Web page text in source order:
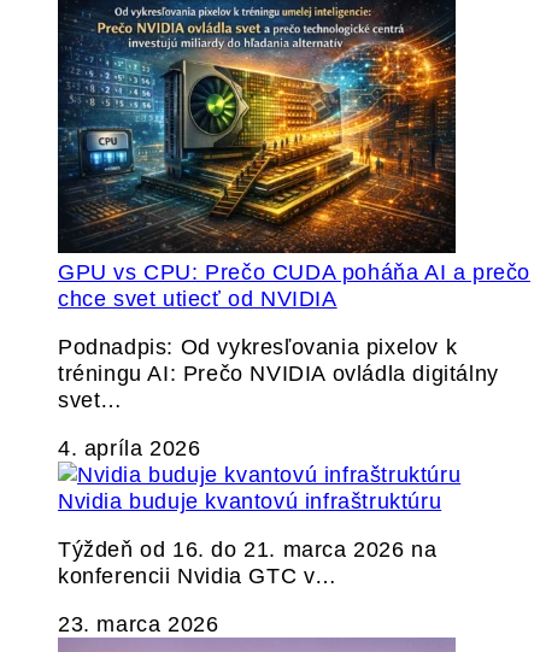
GPU vs CPU: Prečo CUDA poháňa AI a prečo
chce svet utiecť od NVIDIA
Podnadpis: Od vykresľovania pixelov k
tréningu AI: Prečo NVIDIA ovládla digitálny
svet…
4. apríla 2026
Nvidia buduje kvantovú infraštruktúru
Týždeň od 16. do 21. marca 2026 na
konferencii Nvidia GTC v…
23. marca 2026